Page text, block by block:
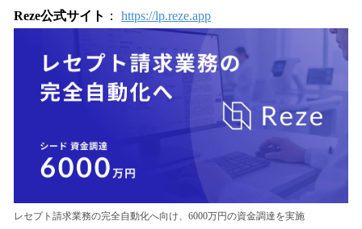
で
す
Reze公式サイト ： https://lp.reze.app
レセプト請求業務の完全自動化へ向け、6000万円の資金調達を実施